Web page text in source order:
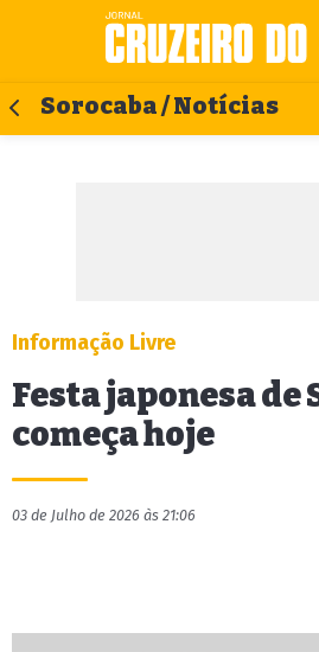
Sorocaba / Notícias
Informação Livre
Festa japonesa de
começa hoje
03 de Julho de 2026 às 21:06